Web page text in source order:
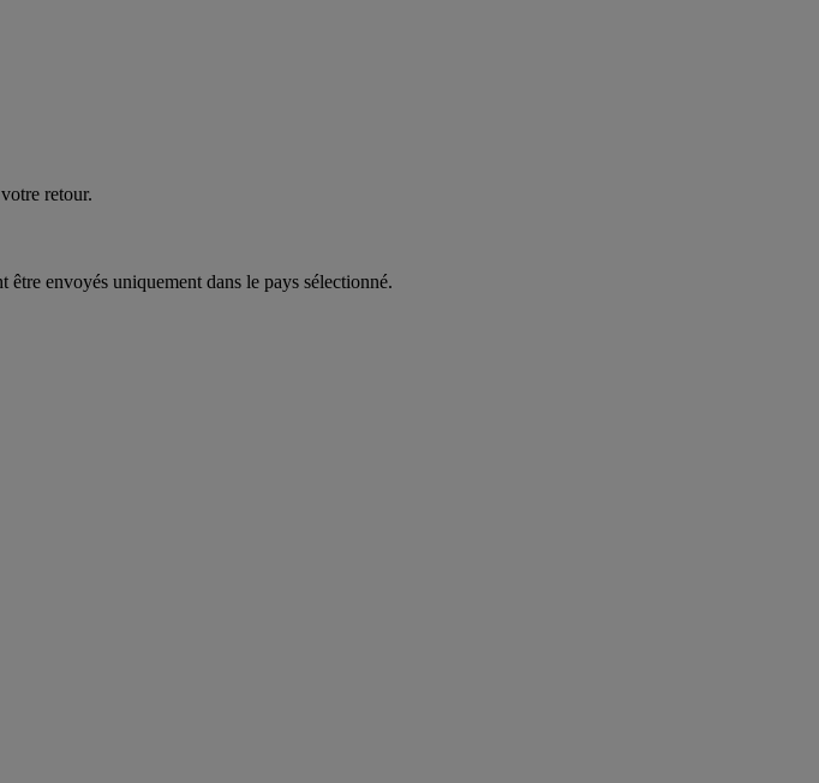
retour.
envoyés uniquement dans le pays sélectionné.